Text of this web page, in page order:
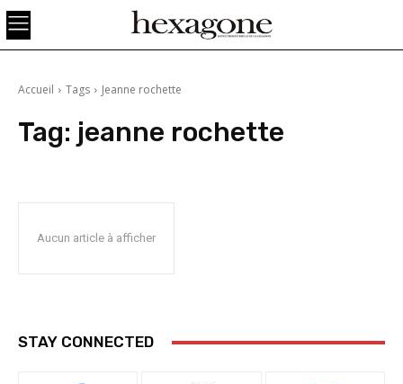
Accueil Tags Jeanne rochette
Tag: jeanne rochette
Aucun article à afficher
STAY CONNECTED